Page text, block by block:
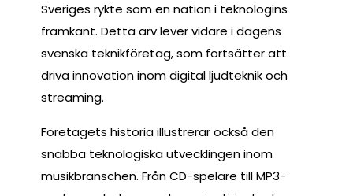
Sveriges rykte som en nation i teknologins
framkant. Detta arv lever vidare i dagens
svenska teknikföretag, som fortsätter att
driva innovation inom digital ljudteknik och
streaming.
Företagets historia illustrerar också den
snabba teknologiska utvecklingen inom
musikbranschen. Från CD-spelare till MP3-